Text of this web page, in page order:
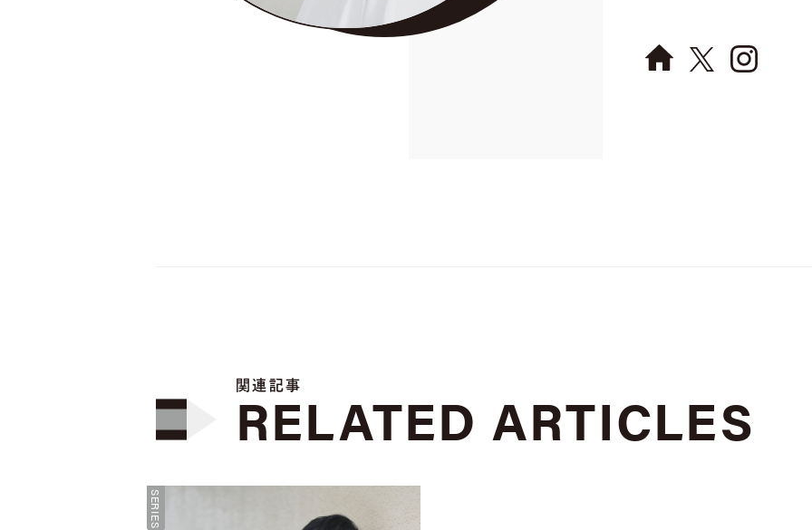
関連記事
RELATED ARTICLES
SERIES